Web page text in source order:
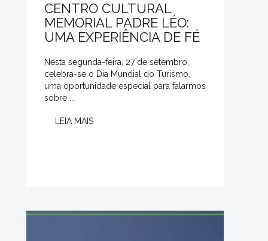
CENTRO CULTURAL
MEMORIAL PADRE LÉO:
UMA EXPERIÊNCIA DE FÉ
Nesta segunda-feira, 27 de setembro,
celebra-se o Dia Mundial do Turismo,
uma oportunidade especial para falarmos
sobre ...
LEIA MAIS